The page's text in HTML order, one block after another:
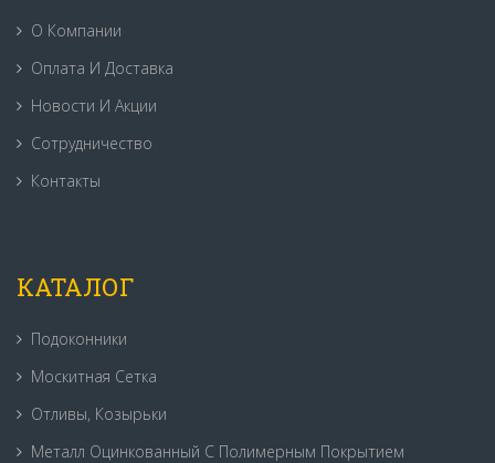
О Компании
Оплата И Доставка
Новости И Акции
Сотрудничество
Контакты
КАТАЛОГ
Подоконники
Москитная Сетка
Отливы, Козырьки
Металл Оцинкованный С Полимерным Покрытием